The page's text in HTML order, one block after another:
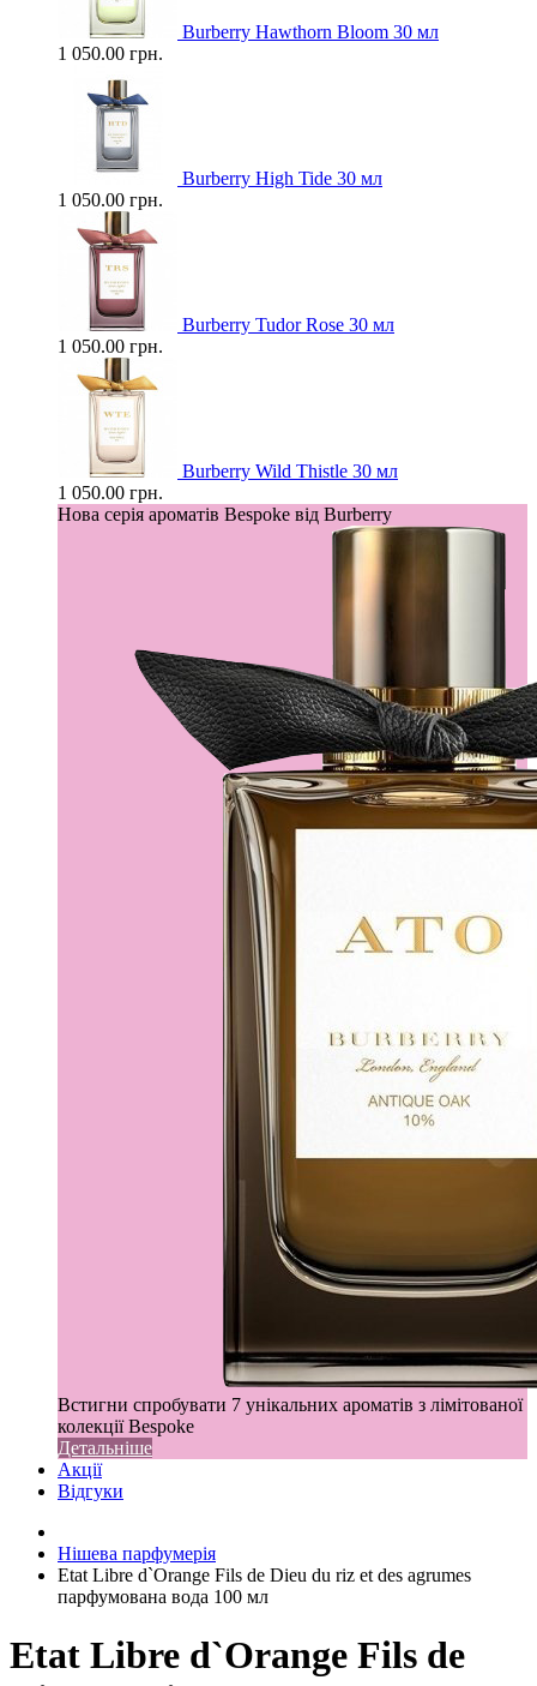
Burberry Hawthorn Bloom 30 мл
1 050.00 грн.
Burberry High Tide 30 мл
1 050.00 грн.
Burberry Tudor Rose 30 мл
1 050.00 грн.
Burberry Wild Thistle 30 мл
1 050.00 грн.
Нова серія ароматів Bespoke від Burberry
Встигни спробувати 7 унікальних ароматів з лімітованої
колекції Bespoke
Детальніше
Акції
Відгуки
Нішева парфумерія
Etat Libre d`Orange Fils de Dieu du riz et des agrumes
парфумована вода 100 мл
Etat Libre d`Orange Fils de